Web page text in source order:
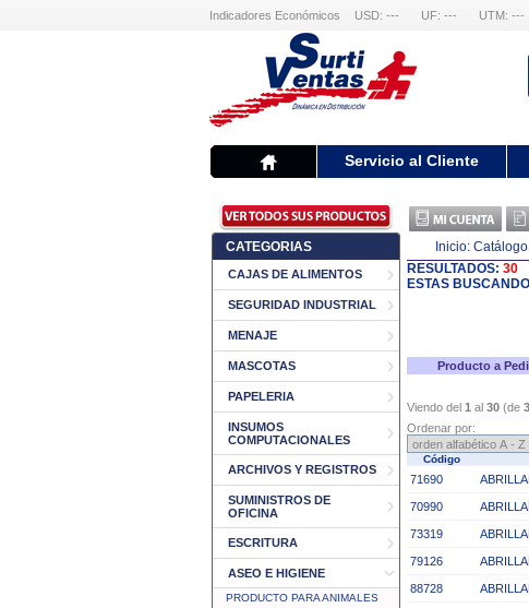
Indicadores Económicos USD: --- UF: --- UTM: ---
Servicio al Cliente
CATEGORIAS
CAJAS DE ALIMENTOS
SEGURIDAD INDUSTRIAL
MENAJE
MASCOTAS
PAPELERIA
INSUMOS
COMPUTACIONALES
ARCHIVOS Y REGISTROS
SUMINISTROS DE
OFICINA
ESCRITURA
ASEO E HIGIENE
PRODUCTO PARA ANIMALES
Inicio: Catálogo
RESULTADOS: 30
ESTAS
Producto a
Viendo del 1 al 30 (de
Ordenar por:
Código
71690
70990
73319
79126
88728